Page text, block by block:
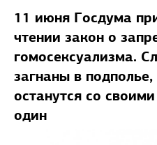
11 июня Госдума
чтении закон о
гомосексуализма.
загнаны в
останутся со
один